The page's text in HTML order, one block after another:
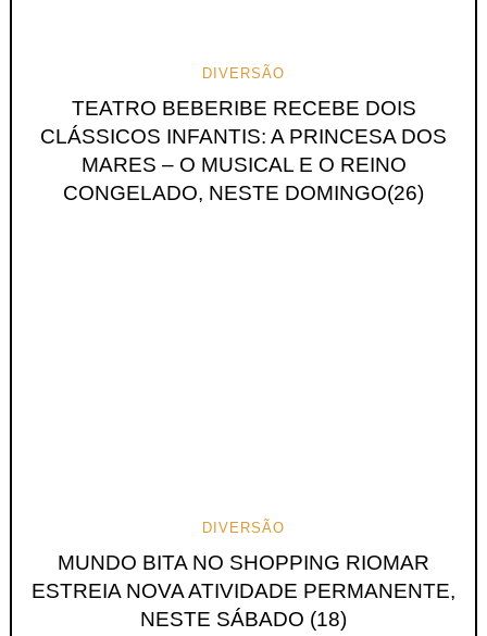
DIVERSÃO
TEATRO BEBERIBE RECEBE DOIS
CLÁSSICOS INFANTIS: A PRINCESA DOS
MARES – O MUSICAL E O REINO
CONGELADO, NESTE DOMINGO(26)
DIVERSÃO
MUNDO BITA NO SHOPPING RIOMAR
ESTREIA NOVA ATIVIDADE PERMANENTE,
NESTE SÁBADO (18)